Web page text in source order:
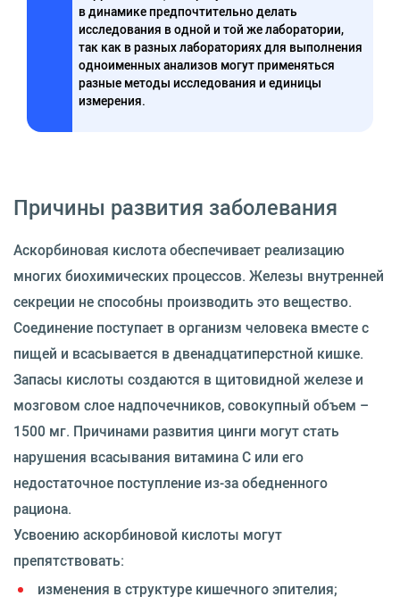
в динамике предпочтительно делать
исследования в одной и той же лаборатории,
так как в разных лабораториях для выполнения
одноименных анализов могут применяться
разные методы исследования и единицы
измерения.
Причины развития заболевания
Аскорбиновая кислота обеспечивает реализацию
многих биохимических процессов. Железы внутренней
секреции не способны производить это вещество.
Соединение поступает в организм человека вместе с
пищей и всасывается в двенадцатиперстной кишке.
Запасы кислоты создаются в щитовидной железе и
мозговом слое надпочечников, совокупный объем –
1500 мг. Причинами развития цинги могут стать
нарушения всасывания витамина C или его
недостаточное поступление из-за обедненного
рациона.
Усвоению аскорбиновой кислоты могут
препятствовать:
изменения в структуре кишечного эпителия;